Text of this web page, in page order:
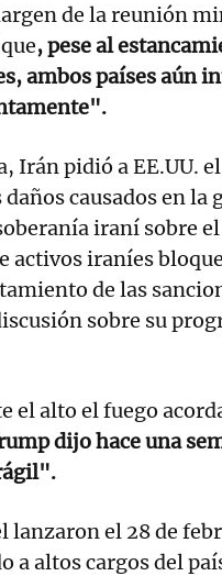
de la reunión
, pese al
ambos países aún
Irán pidió a EE.UU.
causados en la
iraní sobre
activos iraníes
de las
sobre su
el alto el fuego
dijo hace una
lanzaron el 28 de
a altos cargos del